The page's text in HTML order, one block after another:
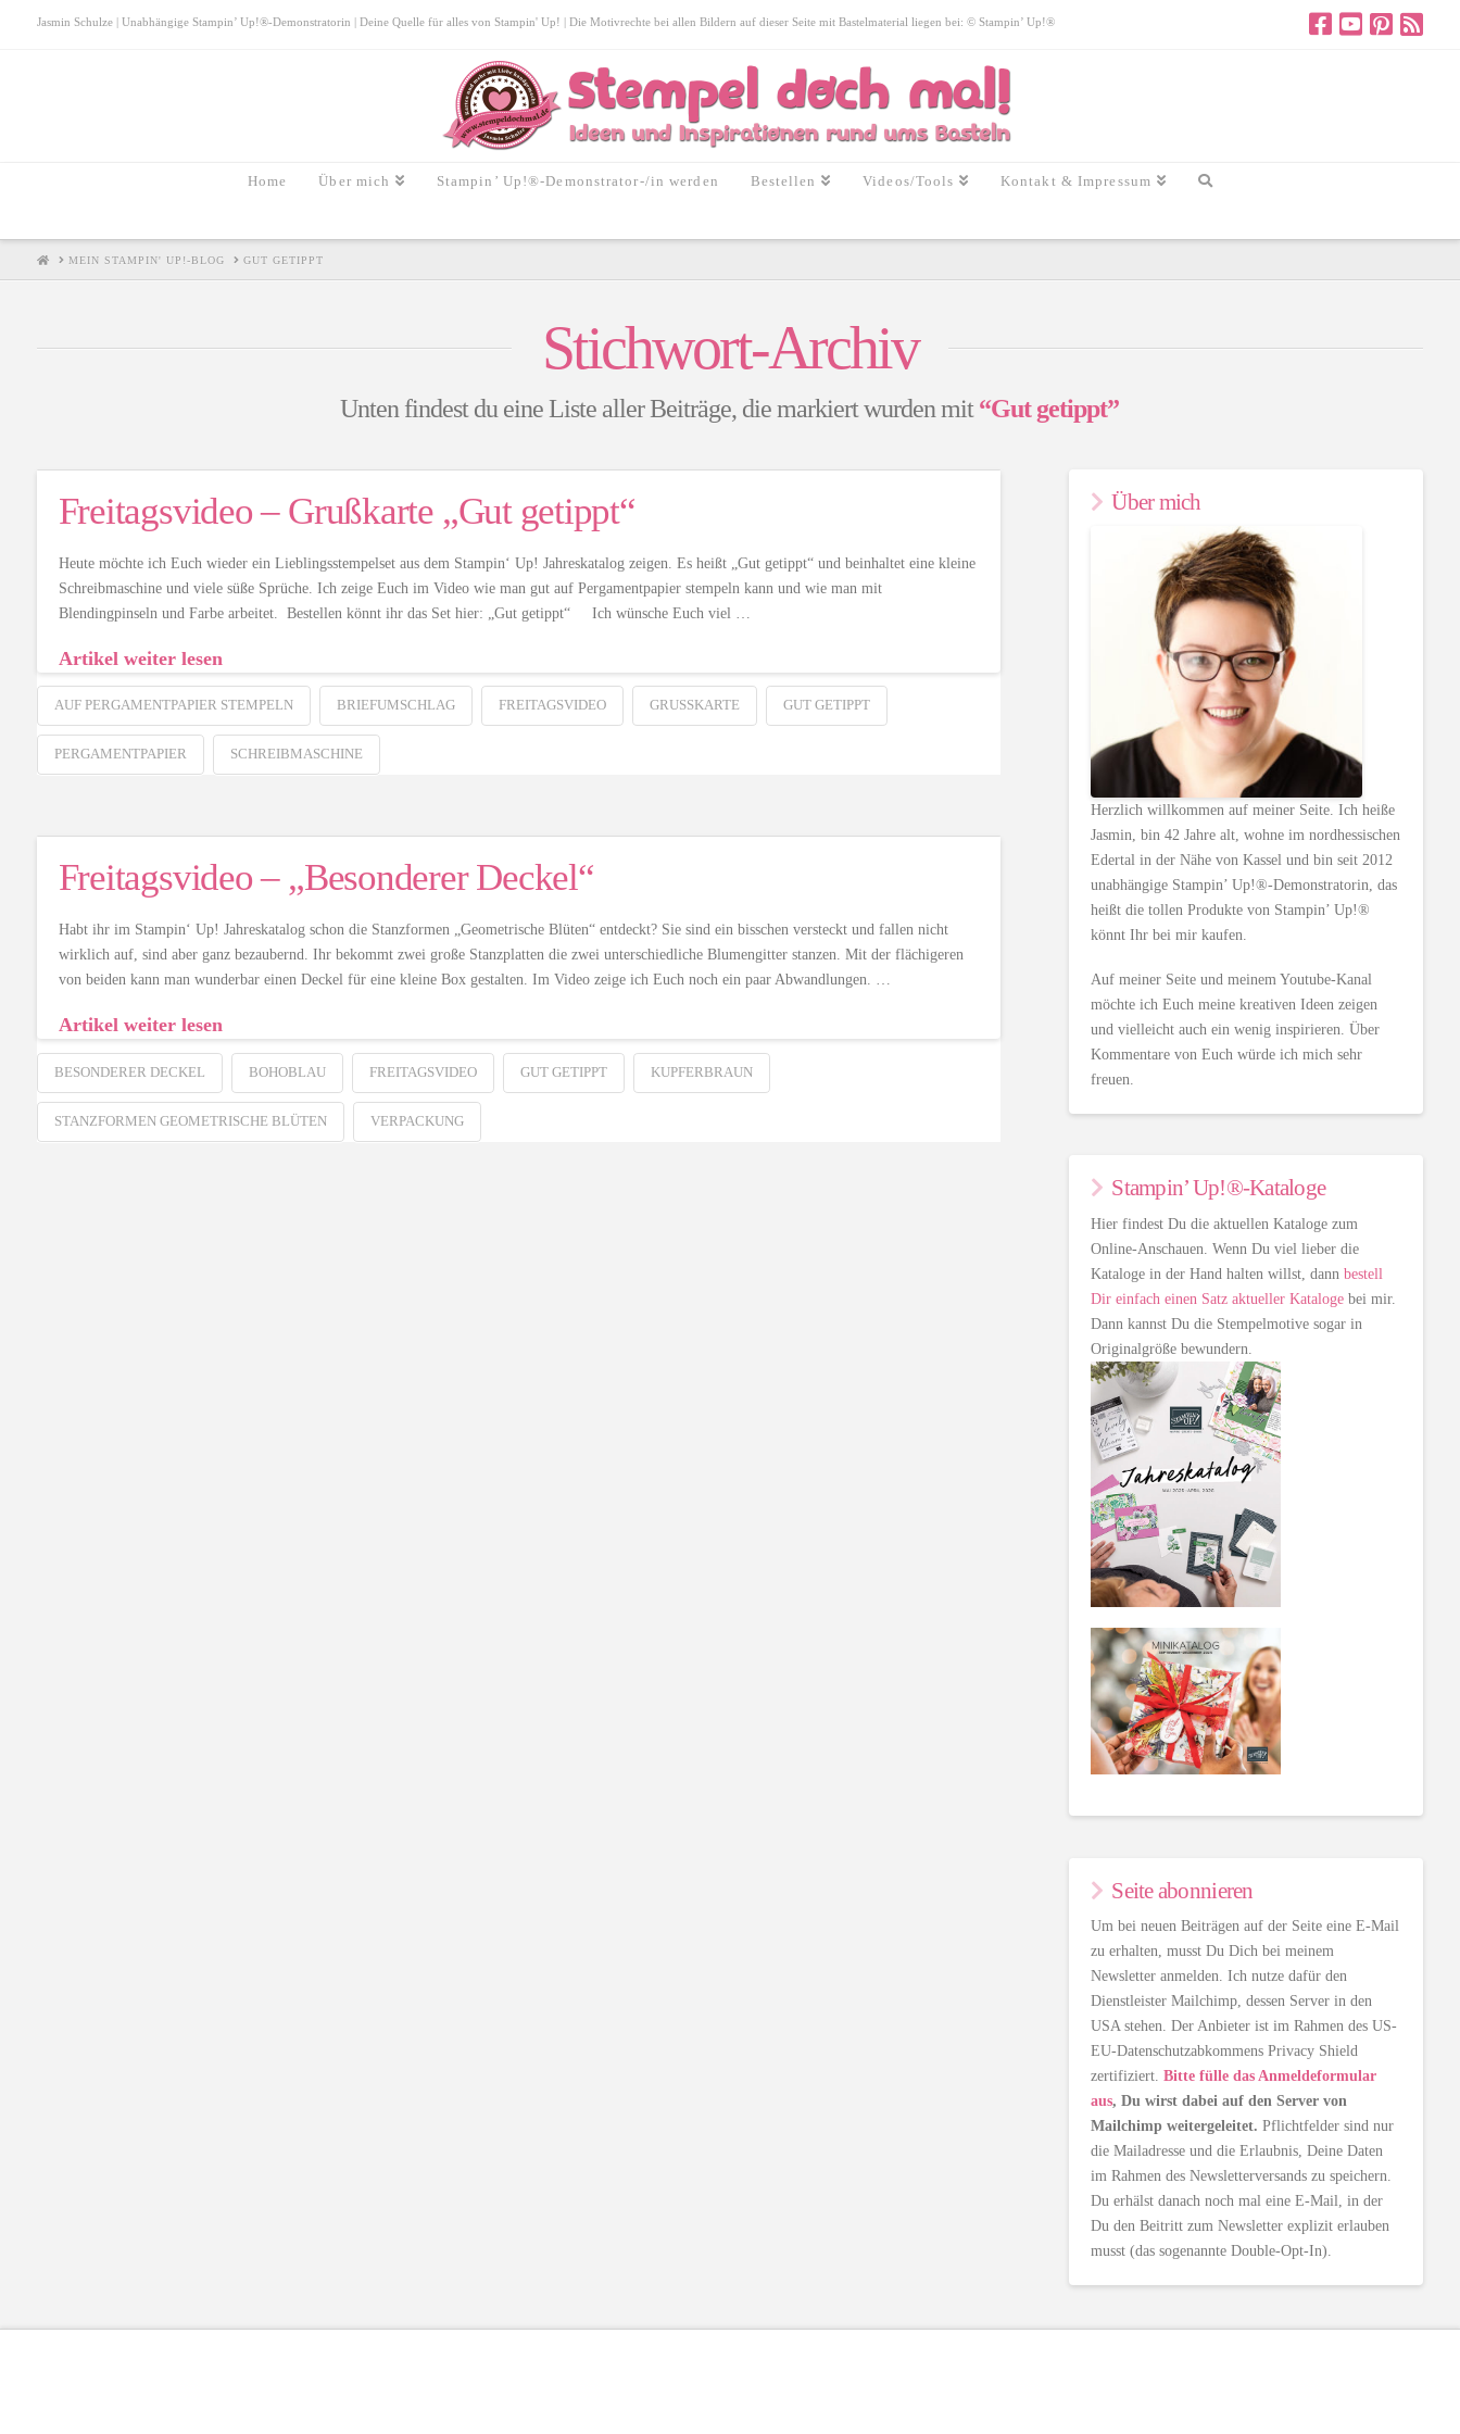
Jasmin Schulze | Unabhängige Stampin’ Up!®-Demonstratorin | Deine Quelle für alles von Stampin' Up! | Die Motivrechte bei allen Bildern auf dieser Seite mit Bastelmaterial liegen bei: © Stampin’ Up!®
Home Über mich Stampin’ Up!®-Demonstrator-/in werden Bestellen Videos/Tools Kontakt & Impressum
HOMEMEIN STAMPIN' UP!-BLOG GUT GETIPPT
Stichwort-Archiv
Unten findest du eine Liste aller Beiträge, die markiert wurden mit“Gut getippt”
Freitagsvideo – Grußkarte „Gut getippt“
Heute möchte ich Euch wieder ein Lieblingsstempelset aus dem Stampin‘ Up! Jahreskatalog zeigen. Es heißt „Gut getippt“ und beinhaltet eine kleine
Schreibmaschine und viele süße Sprüche. Ich zeige Euch im Video wie man gut auf Pergamentpapier stempeln kann und wie man mit
Blendingpinseln und Farbe arbeitet. Bestellen könnt ihr das Set hier: „Gut getippt“ Ich wünsche Euch viel …
Artikel weiter lesen
AUF PERGAMENTPAPIER STEMPELN BRIEFUMSCHLAG FREITAGSVIDEO GRUSSKARTE GUT GETIPPT
PERGAMENTPAPIER SCHREIBMASCHINE
Freitagsvideo – „Besonderer Deckel“
Habt ihr im Stampin‘ Up! Jahreskatalog schon die Stanzformen „Geometrische Blüten“ entdeckt? Sie sind ein bisschen versteckt und fallen nicht
wirklich auf, sind aber ganz bezaubernd. Ihr bekommt zwei große Stanzplatten die zwei unterschiedliche Blumengitter stanzen. Mit der flächigeren
von beiden kann man wunderbar einen Deckel für eine kleine Box gestalten. Im Video zeige ich Euch noch ein paar Abwandlungen. …
Artikel weiter lesen
BESONDERER DECKEL BOHOBLAU FREITAGSVIDEO GUT GETIPPT KUPFERBRAUN
STANZFORMEN GEOMETRISCHE BLÜTEN VERPACKUNG
Über mich
Herzlich willkommen auf meiner Seite. Ich heiße
Jasmin, bin 42 Jahre alt, wohne im nordhessischen
Edertal in der Nähe von Kassel und bin seit 2012
unabhängige Stampin’ Up!®-Demonstratorin, das
heißt die tollen Produkte von Stampin’ Up!®
könnt Ihr bei mir kaufen.
Auf meiner Seite und meinem Youtube-Kanal
möchte ich Euch meine kreativen Ideen zeigen
und vielleicht auch ein wenig inspirieren. Über
Kommentare von Euch würde ich mich sehr
freuen.
Stampin’ Up!®-Kataloge
Hier findest Du die aktuellen Kataloge zum
Online-Anschauen. Wenn Du viel lieber die
Kataloge in der Hand halten willst, dannbestell
Dir einfach einen Satz aktueller Kataloge bei mir.
Dann kannst Du die Stempelmotive sogar in
Originalgröße bewundern.
Seite abonnieren
Um bei neuen Beiträgen auf der Seite eine E-Mail
zu erhalten, musst Du Dich bei meinem
Newsletter anmelden. Ich nutze dafür den
Dienstleister Mailchimp, dessen Server in den
USA stehen. Der Anbieter ist im Rahmen des US-
EU-Datenschutzabkommens Privacy Shield
zertifiziert.Bitte fülle das Anmeldeformular
aus, Du wirst dabei auf den Server von
Mailchimp weitergeleitet. Pflichtfelder sind nur
die Mailadresse und die Erlaubnis, Deine Daten
im Rahmen des Newsletterversands zu speichern.
Du erhälst danach noch mal eine E-Mail, in der
Du den Beitritt zum Newsletter explizit erlauben
musst (das sogenannte Double-Opt-In).